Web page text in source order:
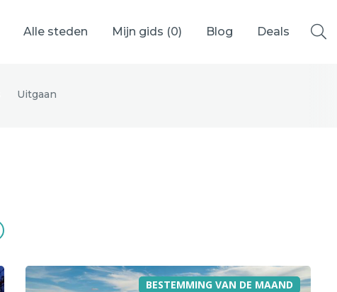
Alle steden Mijn gids (0) Blog Deals
Uitgaan
BESTEMMING VAN DE MAAND